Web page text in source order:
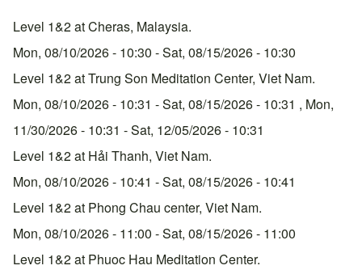
Level 1&2 at Cheras, Malaysia.
Mon, 08/10/2026 - 10:30 -Sat, 08/15/2026 - 10:30
Level 1&2 at Trung Son Meditation Center, Viet Nam.
Mon, 08/10/2026 - 10:31 -Sat, 08/15/2026 - 10:31 , Mon,
11/30/2026 - 10:31 -Sat, 12/05/2026 - 10:31
Level 1&2 at Hải Thanh, Viet Nam.
Mon, 08/10/2026 - 10:41 -Sat, 08/15/2026 - 10:41
Level 1&2 at Phong Chau center, Viet Nam.
Mon, 08/10/2026 - 11:00 -Sat, 08/15/2026 - 11:00
Level 1&2 at Phuoc Hau Meditation Center.